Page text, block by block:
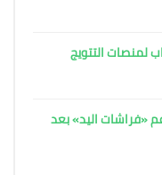
وقطاع الشباب لمنصات التتويج
«فراشات اليد» بعد